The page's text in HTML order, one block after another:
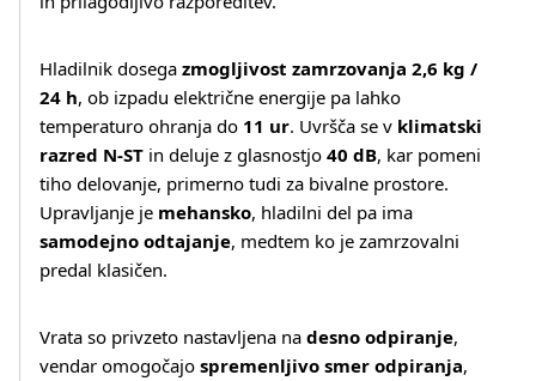
Hladilnik dosega zmogljivost zamrzovanja 2,6 kg /
24 h, ob izpadu električne energije pa lahko
temperaturo ohranja do 11 ur. Uvršča se v klimatski
razred N‑ST in deluje z glasnostjo 40 dB, kar pomeni
tiho delovanje, primerno tudi za bivalne prostore.
Upravljanje je mehansko, hladilni del pa ima
samodejno odtajanje, medtem ko je zamrzovalni
predal klasičen.
Vrata so privzeto nastavljena na desno odpiranje,
vendar omogočajo spremenljivo smer odpiranja,